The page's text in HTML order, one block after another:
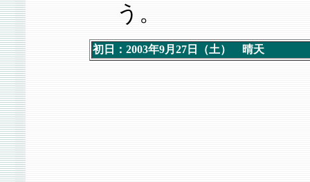
う。
初日：2003年9月27日（土） 晴天